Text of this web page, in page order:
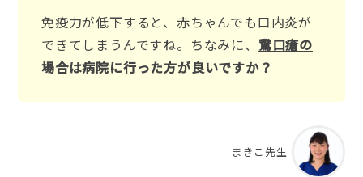
免疫力が低下すると、赤ちゃんでも口内炎が
できてしまうんですね。ちなみに、 鵞口瘡の
場合は病院に行った方が良いですか？
まきこ先生